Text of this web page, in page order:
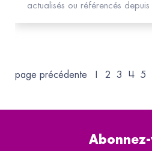
actualisés ou référencés
page précédente 2 3 4 5